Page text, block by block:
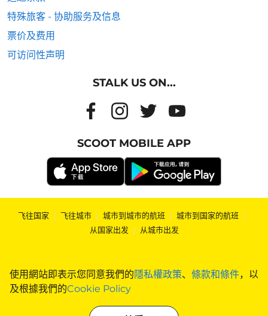
使用網站即表示您同意我們的隱私權政策、 條款和條件，以
及根據我們的Cookie Policy
特殊旅客 - 协助服务及信息
票价及费用
可访问性声明
STALK US ON...
SCOOT MOBILE APP
飞往国家 | 飞往城市 | 城市到城市的航班 | 城市到国家的航班 |
从国家出发 | 从城市出发